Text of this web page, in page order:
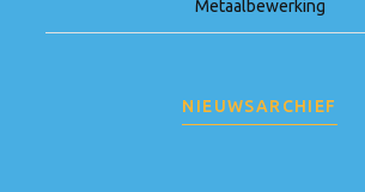
Metaalbewerking
NIEUWSARCHIEF